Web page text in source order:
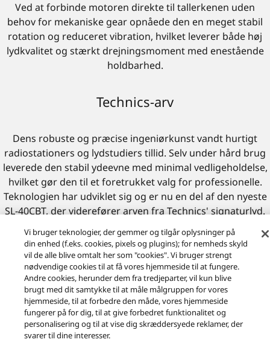
Ved at forbinde motoren direkte til tallerkenen uden
behov for mekaniske gear opnåede den en meget stabil
rotation og reduceret vibration, hvilket leverer både høj
lydkvalitet og stærkt drejningsmoment med enestående
holdbarhed.
Technics-arv
Dens robuste og præcise ingeniørkunst vandt hurtigt
radiostationers og lydstudiers tillid. Selv under hård brug
leverede den stabil ydeevne med minimal vedligeholdelse,
hvilket gør den til et foretrukket valg for professionelle.
Teknologien har udviklet sig og er nu en del af den nyeste
SL-40CBT, der viderefører arven fra Technics' signaturlyd.
Produkter Pladespillere Højttaler Technics SL-40CBT
Vi bruger teknologier, der gemmer og tilgår oplysninger på
din enhed (f.eks. cookies, pixels og plugins); for nemheds skyld
vil de alle blive omtalt her som "cookies". Vi bruger strengt
nødvendige cookies til at få vores hjemmeside til at fungere.
Andre cookies, herunder dem fra tredjeparter, vil kun blive
brugt med dit samtykke til at måle målgruppen for vores
hjemmeside, til at forbedre den måde, vores hjemmeside
fungerer på for dig, til at give forbedret funktionalitet og
personalisering og til at vise dig skræddersyede reklamer, der
svarer til dine interesser.